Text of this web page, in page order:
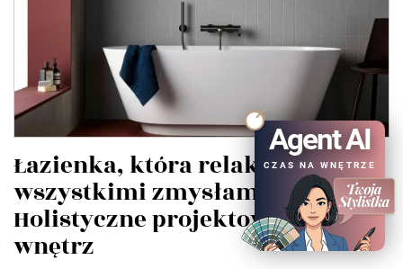
Łazienka, która relaksuje
wszystkimi zmysłami.
Holistyczne projektowanie
wnętrz
Agent AI
CZAS NA WNĘTRZE